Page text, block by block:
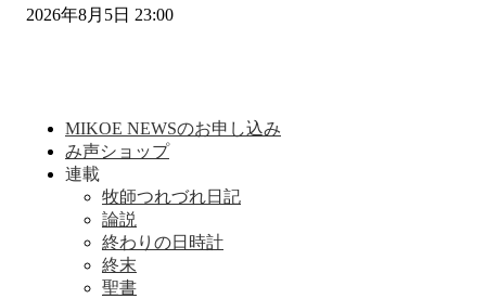
2026年8月5日 23:00
MIKOE NEWSのお申し込み
み声ショップ
連載
牧師つれづれ日記
論説
終わりの日時計
終末
聖書